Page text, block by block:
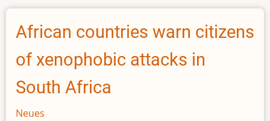
in
Wüste
African countries warn citizens
of xenophobic attacks in
South Africa
Neues